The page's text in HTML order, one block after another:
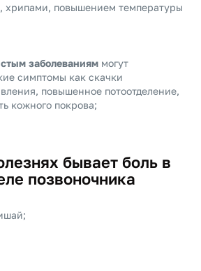
хрипами, повышением температуры
заболеваниям могут
симптомы как скачки
повышенное потоотделение,
кожного покрова;
бывает боль в
позвоночника